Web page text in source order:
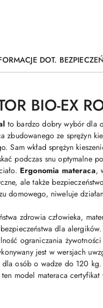
DOT.
BIO-EX
to bardzo dobry wybór dla
zbudowanego ze sprężyn
Sam wkład sprężyn
podczas snu optymalne
Ergonomia materaca,
ale także
domowego, niweluje
zdrowia człowieka,
dla
ograniczania
jest w wersjach
osób o wadze do 120
model materaca